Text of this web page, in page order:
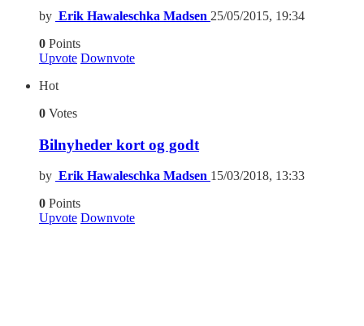
by Erik Hawaleschka Madsen 25/05/2015, 19:34
0 Points
Upvote Downvote
Hot
0 Votes
Bilnyheder kort og godt
by Erik Hawaleschka Madsen 15/03/2018, 13:33
0 Points
Upvote Downvote